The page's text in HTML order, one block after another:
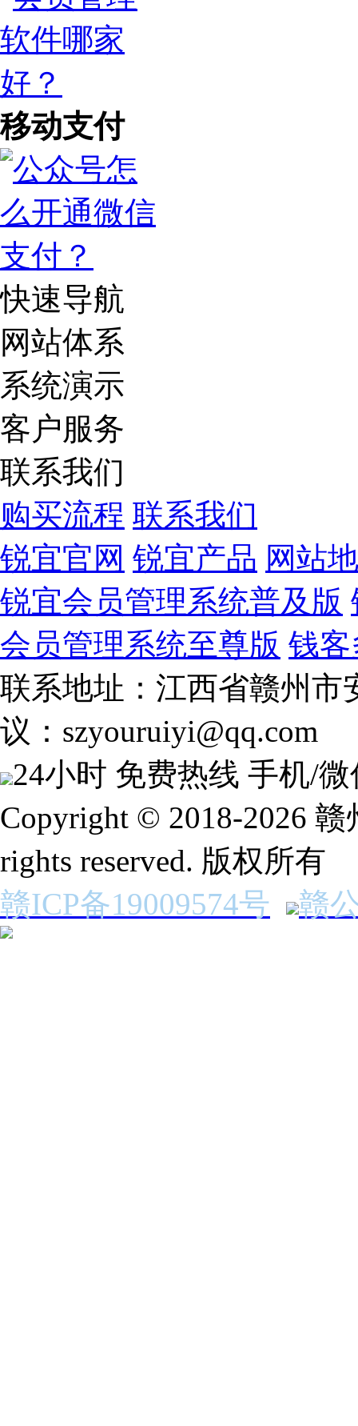
移动支付
快速导航
网站体系
系统演示
客户服务
联系我们
购买流程 联系我们
锐宜官网 锐宜产品 网站
锐宜会员管理系统普及版
会员管理系统至尊版 钱
联系地址：江西省赣州市
议：szyouruiyi@qq.com
24小时 免费热线 手机/微
Copyright © 2018-2026
rights reserved. 版权所有
赣ICP备19009574号
赣